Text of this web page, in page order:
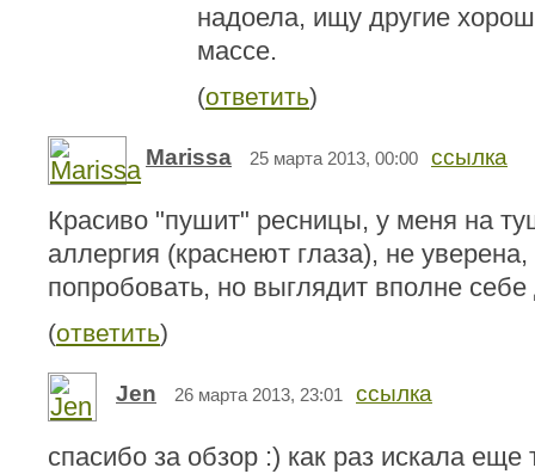
надоела, ищу другие
массе.
(ответить)
Marissa 25 марта 2013, 00:00 ссылка
Красиво "пушит" ресницы, у меня на
аллергия (краснеют глаза), не
попробовать, но выглядит вполне себе
(ответить)
Jen 26 марта 2013, 23:01 ссылка
спасибо за обзор :) как раз искала